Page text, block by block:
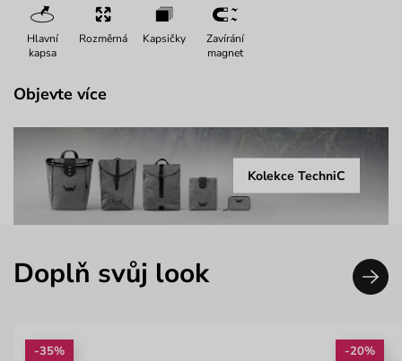
Hlavní
kapsa
Rozměrná Kapsičky
Zavírání
magnet
Objevte více
Kolekce TechniC
Doplň svůj look
-35%
-20%